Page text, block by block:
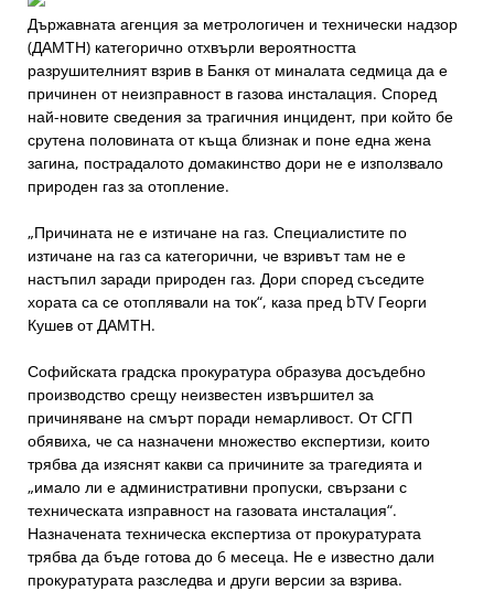
Държавната агенция за метрологичен и технически надзор
(ДАМТН) категорично отхвърли вероятността
разрушителният взрив в Банкя от миналата седмица да е
причинен от неизправност в газова инсталация. Според
най-новите сведения за трагичния инцидент, при който бе
срутена половината от къща близнак и поне една жена
загина, пострадалото домакинство дори не е използвало
природен газ за отопление.
„Причината не е изтичане на газ. Специалистите по
изтичане на газ са категорични, че взривът там не е
настъпил заради природен газ. Дори според съседите
хората са се отоплявали на ток“, каза пред bTV Георги
Кушев от ДАМТН.
Софийската градска прокуратура образува досъдебно
производство срещу неизвестен извършител за
причиняване на смърт поради немарливост. От СГП
обявиха, че са назначени множество експертизи, които
трябва да изяснят какви са причините за трагедията и
„имало ли е административни пропуски, свързани с
техническата изправност на газовата инсталация“.
Назначената техническа експертиза от прокуратурата
трябва да бъде готова до 6 месеца. Не е известно дали
прокуратурата разследва и други версии за взрива.